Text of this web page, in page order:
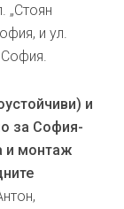
„Стоян
и ул.
и
за София-
и монтаж